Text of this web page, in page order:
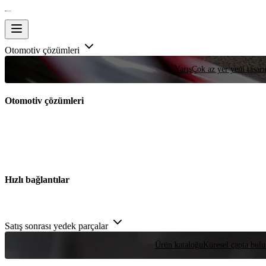
Otomotiv çözümleri
YarışÇok az yer yeni
Otomotiv çözümleri
Hızlı bağlantılar
Satış sonrası yedek parçalar
Ürün kataloğu Küresel çapta